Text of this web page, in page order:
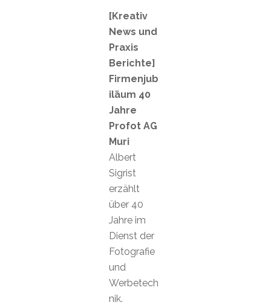
[Kreativ
News und
Praxis
Berichte]
Firmenjub
iläum 40
Jahre
Profot AG
Muri
Albert
Sigrist
erzählt
über 40
Jahre im
Dienst der
Fotografie
und
Werbetech
nik.